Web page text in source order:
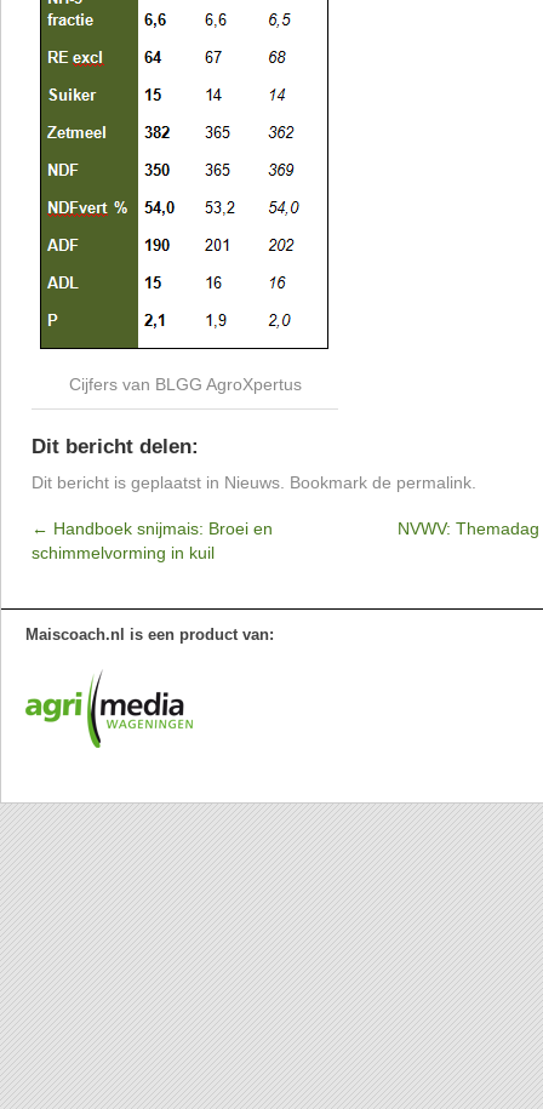
Cijfers van BLGG AgroXpertus
Dit bericht delen:
Dit bericht is geplaatst in Nieuws . Bookmark de permalink
← Handboek snijmais: Broei en
schimmelvorming in kuil
NVWV:
Maiscoach.nl is een product van: